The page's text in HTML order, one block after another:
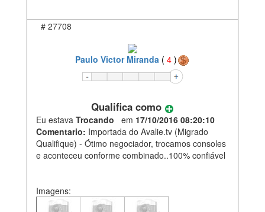
# 27708
Paulo Victor Miranda ( 4 )
Qualifica como
Eu estava Trocando em 17/10/2016 08:20:10
Comentario: Importada do Avalie.tv (Migrado
Qualifique) - Ótimo negociador, trocamos consoles
e aconteceu conforme combinado..100% confiável
Imagens: